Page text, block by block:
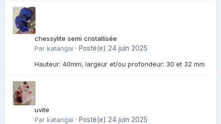
chessylite semi cristallisée
Par katangai · Posté(e) 24 juin 2025
Hauteur: 40mm, largeur et/ou profondeur: 30 et 32 mm
uvite
Par katangai · Posté(e) 24 juin 2025